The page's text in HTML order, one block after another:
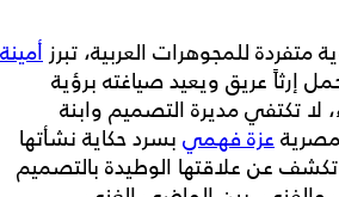
للمجوهرات العربية، تبرز أمينة
إرثاً عريق ويعيد صياغته برؤية
لا تكتفي مديرة التصميم وابنة
عزة فهمي بسرد حكاية نشأتها
تكشف عن علاقتها الوطيدة بالتصميم